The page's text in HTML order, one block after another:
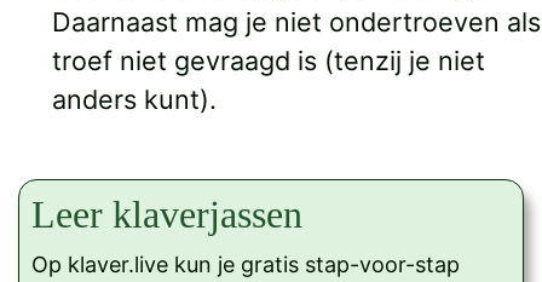
Daarnaast mag je niet ondertroeven als
troef niet gevraagd is (tenzij je niet
anders kunt).
Leer klaverjassen
Op klaver.live kun je gratis stap-voor-stap